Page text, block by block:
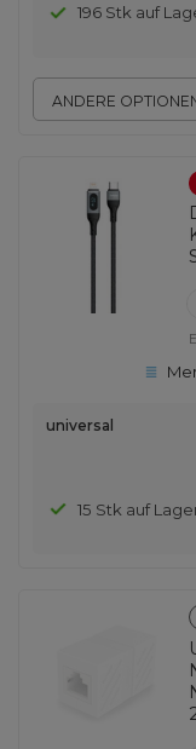
ANDERE
196 Stk auf
universal
15 Stk auf